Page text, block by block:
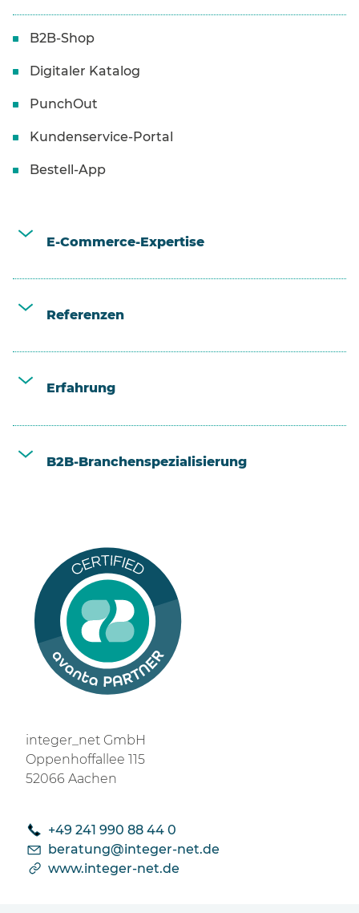
B2B-Shop
Digitaler Katalog
PunchOut
Kundenservice-Portal
Bestell-App
E-Commerce-Expertise
Referenzen
Erfahrung
B2B-Branchenspezialisierung
integer_net GmbH
Oppenhoffallee 115
52066 Aachen
+49 241 990 88 44 0
b r t ng nt g r-n t d
www.integer-net.de